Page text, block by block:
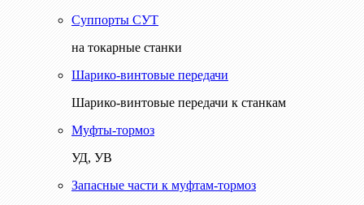
Суппорты СУТ
на токарные станки
Шарико-винтовые передачи
Шарико-винтовые передачи к станкам
Муфты-тормоз
УД, УВ
Запасные части к муфтам-тормоз